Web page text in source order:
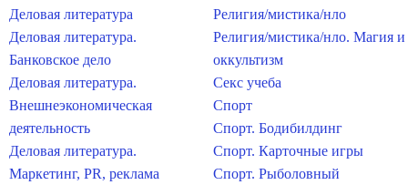
Деловая литература
Деловая литература.
Банковское дело
Деловая литература.
Внешнеэкономическая
деятельность
Деловая литература.
Маркетинг, PR, реклама
Религия/мистика/нло
Религия/мистика/нло. Магия и
оккультизм
Секс учеба
Спорт
Спорт. Бодибилдинг
Спорт. Карточные игры
Спорт. Рыболовный